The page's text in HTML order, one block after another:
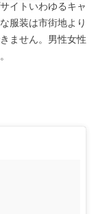
イトいわゆるキャ
服装は市街地より
ません。男性女性